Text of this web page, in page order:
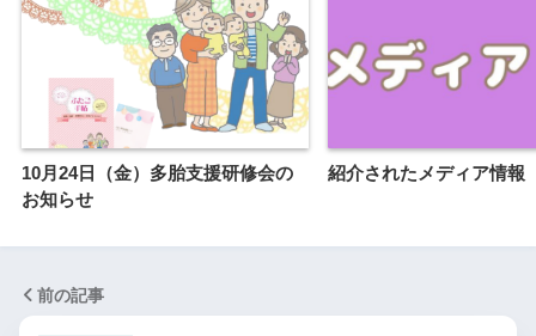
10月24日（金）多胎支援研修会の
お知らせ
紹介されたメディア情報
前の記事